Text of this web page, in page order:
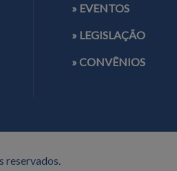
» EVENTOS
» LEGISLAÇÃO
» CONVÊNIOS
reservados.